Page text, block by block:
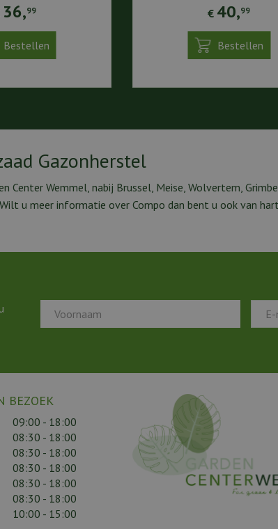
36,99
Bestellen
€ 40,99
Bestellen
Gazonherstel
Center Wemmel, nabij Brussel, Meise, Wolvertem,
u meer informatie over Compo dan bent u ook van
BEZOEK
09:00 - 18:00
08:30 - 18:00
08:30 - 18:00
08:30 - 18:00
08:30 - 18:00
08:30 - 18:00
10:00 - 15:00